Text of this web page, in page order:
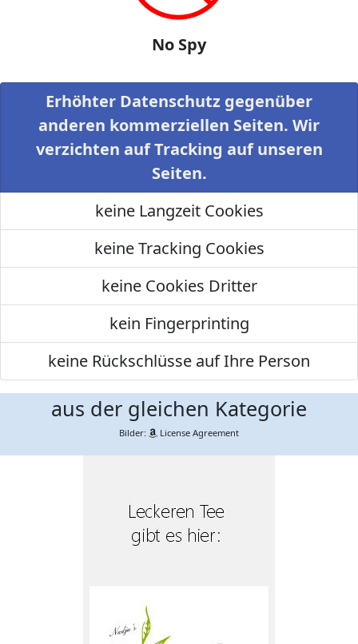
No Spy
Erhöhter Datenschutz gegenüber
anderen kommerziellen Seiten. Wir
verzichten auf Tracking auf unseren
Seiten.
keine Langzeit Cookies
keine Tracking Cookies
keine Cookies Dritter
kein Fingerprinting
keine Rückschlüsse auf Ihre Person
aus der gleichen Kategorie
Bilder: License Agreement